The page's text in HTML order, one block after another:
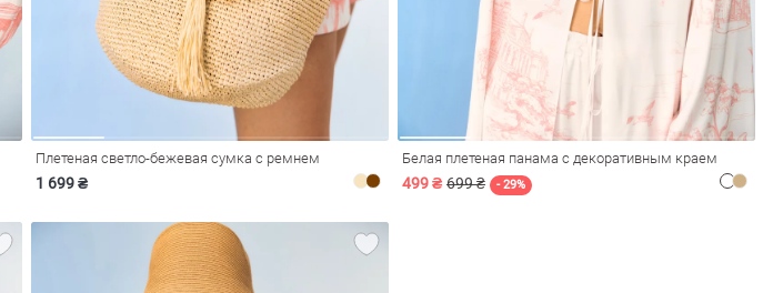
Плетеная светло-бежевая сумка с ремнем
1 699 ₴
Белая плетеная панама с декоративным краем
499 ₴ 699 ₴ - 29%